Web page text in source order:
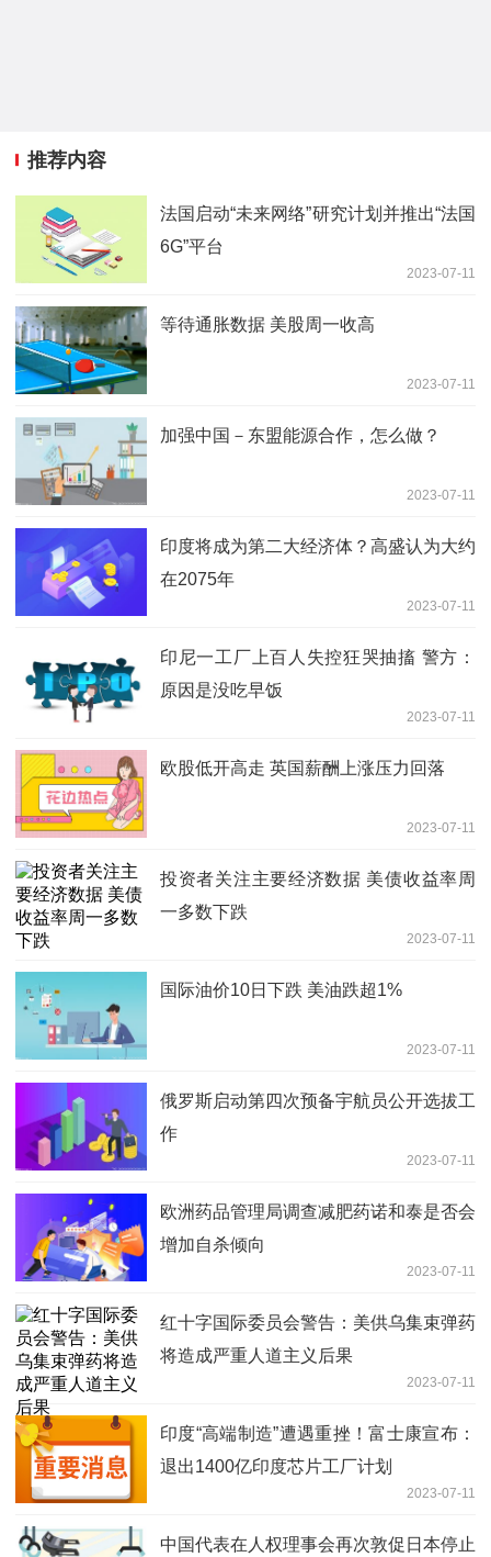
推荐内容
法国启动“未来网络”研究计划并推出“法国
6G”平台
2023-07-11
等待通胀数据 美股周一收高
2023-07-11
加强中国－东盟能源合作，怎么做？
2023-07-11
印度将成为第二大经济体？高盛认为大约
在2075年
2023-07-11
印尼一工厂上百人失控狂哭抽搐 警方：
原因是没吃早饭
2023-07-11
欧股低开高走 英国薪酬上涨压力回落
2023-07-11
投资者关注主要经济数据 美债收益率周
一多数下跌
2023-07-11
国际油价10日下跌 美油跌超1%
2023-07-11
俄罗斯启动第四次预备宇航员公开选拔工
作
2023-07-11
欧洲药品管理局调查减肥药诺和泰是否会
增加自杀倾向
2023-07-11
红十字国际委员会警告：美供乌集束弹药
将造成严重人道主义后果
2023-07-11
印度“高端制造”遭遇重挫！富士康宣布：
退出1400亿印度芯片工厂计划
2023-07-11
中国代表在人权理事会再次敦促日本停止